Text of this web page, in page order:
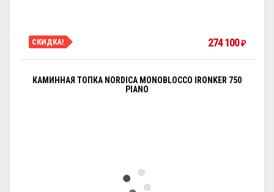
СКИДКА! 274 100₽
КАМИННАЯ ТОПКА NORDICA MONOBLOCCO IRONKER 750
PIANO